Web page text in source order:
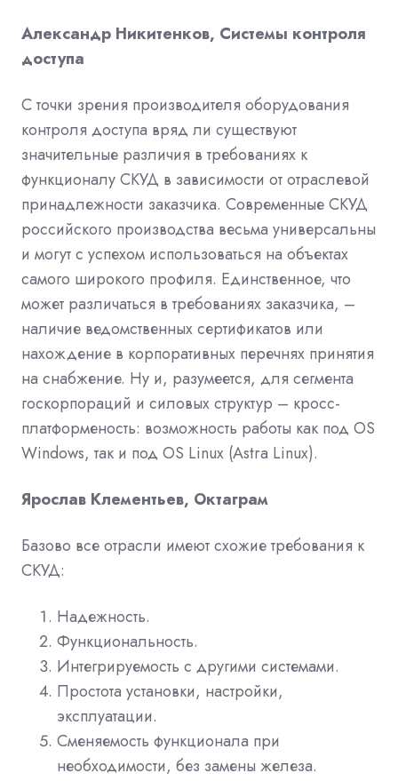
Александр Никитенков, Системы контроля
доступа
С точки зрения производителя оборудования
контроля доступа вряд ли существуют
значительные различия в требованиях к
функционалу СКУД в зависимости от отраслевой
принадлежности заказчика. Современные СКУД
российского производства весьма универсальны
и могут с успехом использоваться на объектах
самого широкого профиля. Единственное, что
может различаться в требованиях заказчика, –
наличие ведомственных сертификатов или
нахождение в корпоративных перечнях принятия
на снабжение. Ну и, разумеется, для сегмента
госкорпораций и силовых структур – кросс-
платформеность: возможность работы как под OS
Windows, так и под OS Linux (Astra Linux).
Ярослав Клементьев, Октаграм
Базово все отрасли имеют схожие требования к
СКУД:
Надежность.
Функциональность.
Интегрируемость с другими системами.
Простота установки, настройки,
эксплуатации.
Сменяемость функционала при
необходимости, без замены железа.